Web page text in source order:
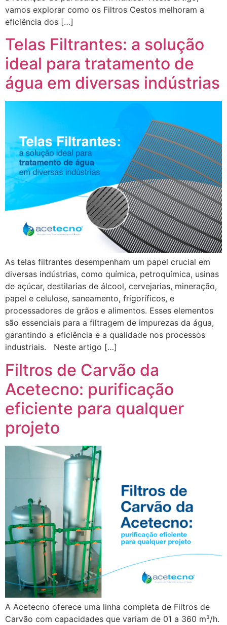
vamos explorar como os Filtros Cestos melhoram a
eficiência dos […]
Telas Filtrantes: a solução
ideal para tratamento de
água em diversas indústrias
As telas filtrantes desempenham um papel crucial em
diversas indústrias, como química, petroquímica, usinas
de açúcar, destilarias de álcool, cervejarias, mineração,
papel e celulose, saneamento, frigoríficos, e
processadores de grãos e alimentos. Esses elementos
são essenciais para a filtragem de impurezas da água,
garantindo a eficiência e a qualidade nos processos
industriais. Neste artigo […]
Filtros de Carvão da
Acetecno: purificação
eficiente para qualquer
projeto
A Acetecno oferece uma linha completa de Filtros de
Carvão com capacidades que variam de 01 a 360 m³/h.